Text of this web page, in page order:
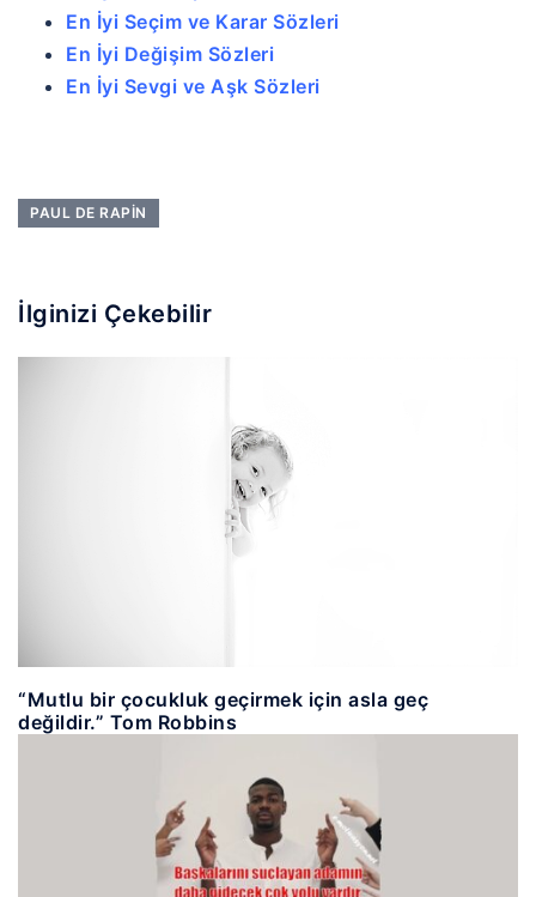
En İyi Seçim ve Karar Sözleri
En İyi Değişim Sözleri
En İyi Sevgi ve Aşk Sözleri
PAUL DE RAPIN
İlginizi Çekebilir
“Mutlu bir çocukluk geçirmek için asla geç
değildir.” Tom Robbins